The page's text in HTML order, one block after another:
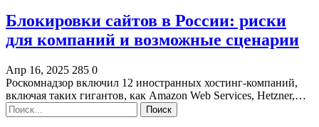
Блокировки сайтов в России: риски
для компаний и возможные сценарии
Апр 16, 2025 285 0
Роскомнадзор включил 12 иностранных хостинг-компаний,
включая таких гигантов, как Amazon Web Services, Hetzner,…